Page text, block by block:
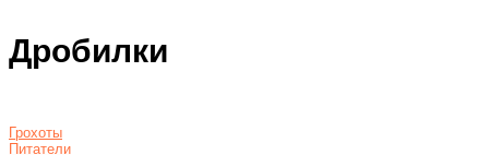
Дробилки
Грохоты
Питатели